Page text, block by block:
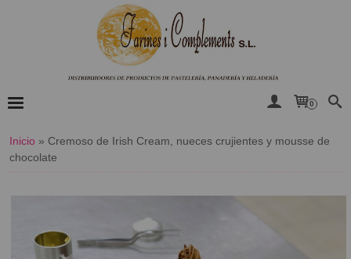
0
Inicio » ​Cremoso de Irish Cream, nueces crujientes y mousse de
chocolate